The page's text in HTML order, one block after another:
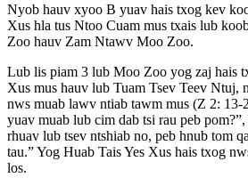
Nyob hauv xyoo B yuav hais txog kev
Xus hla tus Ntoo Cuam mus txais lub
Zoo hauv Zam Ntawv Moo Zoo.
Lub lis piam 3 lub Moo Zoo yog zaj hais
Xus mus hauv lub Tuam Tsev Teev Ntuj,
nws muab lawv ntiab tawm mus (Z 2:
yuav muab lub cim dab tsi rau peb
rhuav lub tsev ntshiab no, peb hnub tom
tau.” Yog Huab Tais Yes Xus hais txog
los.